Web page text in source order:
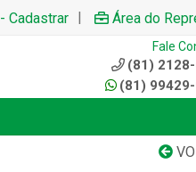
Cadastrar | Área do
Fale
(81)
(81)